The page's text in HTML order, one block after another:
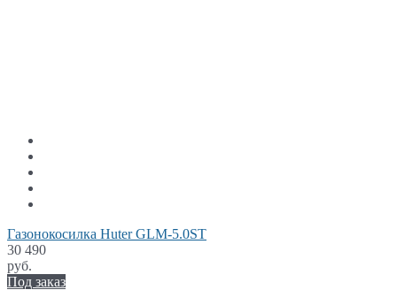
Газонокосилка Huter GLM-5.0ST
30 490
руб.
Под заказ